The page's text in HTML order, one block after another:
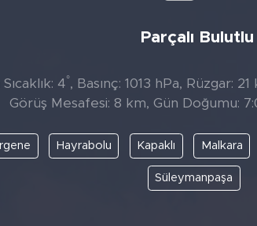
Parçalı Bulutlu
4°, Basınç: 1013 hPa, Rüzgar:
Görüş Mesafesi: 8 km, Gün Doğumu:
Hayrabolu Kapaklı Malkara
Süleymanpaşa